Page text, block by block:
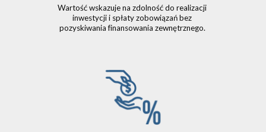
Wartość wskazuje na zdolność do realizacji
inwestycji i spłaty zobowiązań bez
pozyskiwania finansowania zewnętrznego.